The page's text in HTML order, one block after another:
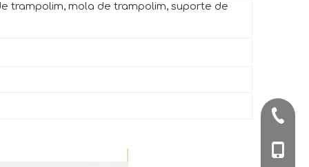
trampolim, mola de trampolim, suporte de
+86-